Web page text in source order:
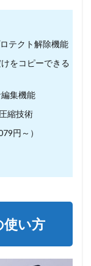
テクト解除機能
をコピーできる
集機能
縮技術
円～）
使い方